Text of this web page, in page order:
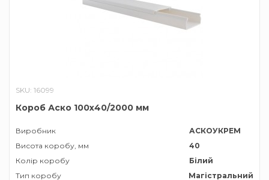
SKU: 16099
Короб Аско 100х40/2000 мм
Виробник
АСКОУКРЕМ
Висота коробу, мм
40
Колір коробу
Білий
Тип коробу
Магістральний